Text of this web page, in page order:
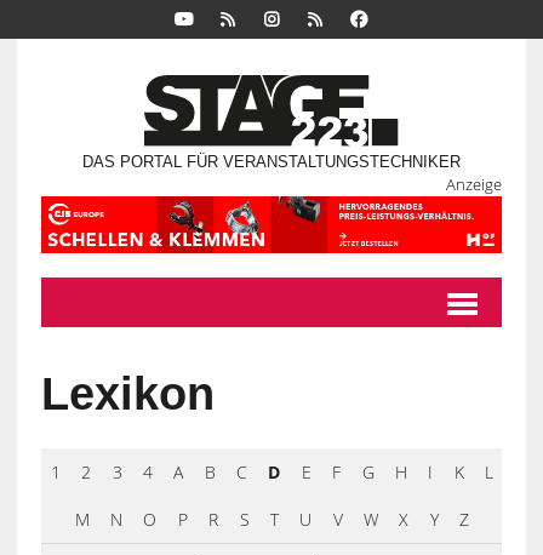
DAS PORTAL FÜR VERANSTALTUNGSTECHNIKER
Anzeige
Lexikon
1 2 3 4 A B C D E F G H I K L
M N O P R S T U V W X Y Z